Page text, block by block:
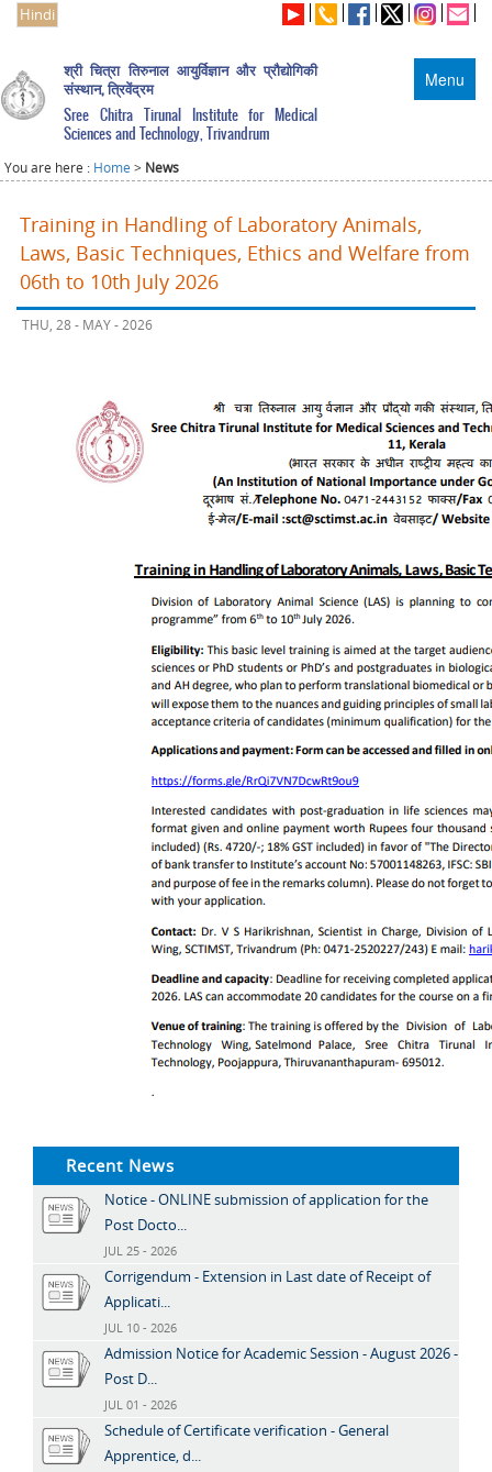
Hindi
Menu
श्री चित्रा तिरुनाल आयुर्विज्ञान और प्रौद्योगिकी
संस्थान, त्रिवेंद्रम
Sree Chitra Tirunal Institute for Medical
Sciences and Technology, Trivandrum
You are here : Home > News
Training in Handling of Laboratory Animals,
Laws, Basic Techniques, Ethics and Welfare from
06th to 10th July 2026
THU, 28 - MAY - 2026
Recent News
Notice - ONLINE submission of application for the
Post Docto...
JUL 25 - 2026
Corrigendum - Extension in Last date of Receipt of
Applicati...
JUL 10 - 2026
Admission Notice for Academic Session - August 2026 -
Post D...
JUL 01 - 2026
Schedule of Certificate verification - General
Apprentice, d...